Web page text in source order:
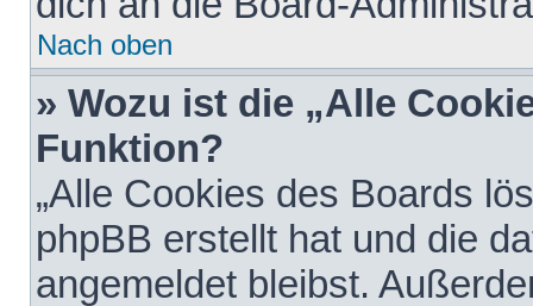
Nach oben
» Wozu ist die „Alle
Funktion?
„Alle Cookies des Boards
phpBB erstellt hat und die
angemeldet bleibst.